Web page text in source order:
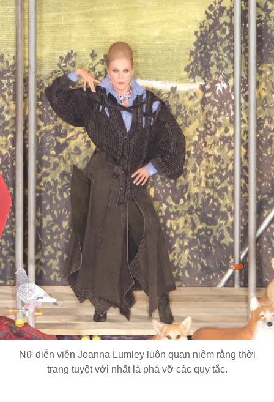
Nữ diễn viên Joanna Lumley luôn quan niệm rằng thời
trang tuyệt vời nhất là phá vỡ các quy tắc.